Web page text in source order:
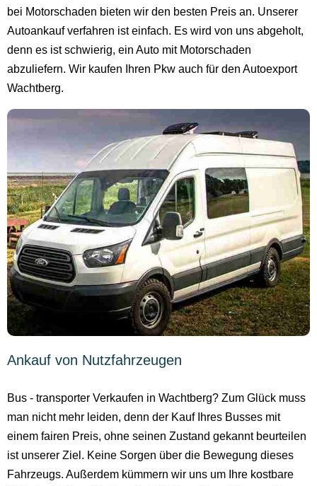
bei Motorschaden bieten wir den besten Preis an. Unserer
Autoankauf verfahren ist einfach. Es wird von uns abgeholt,
denn es ist schwierig, ein Auto mit Motorschaden
abzuliefern. Wir kaufen Ihren Pkw auch für den Autoexport
Wachtberg.
Ankauf von Nutzfahrzeugen
Bus - transporter Verkaufen in Wachtberg? Zum Glück muss
man nicht mehr leiden, denn der Kauf Ihres Busses mit
einem fairen Preis, ohne seinen Zustand gekannt beurteilen
ist unserer Ziel. Keine Sorgen über die Bewegung dieses
Fahrzeugs. Außerdem kümmern wir uns um Ihre kostbare